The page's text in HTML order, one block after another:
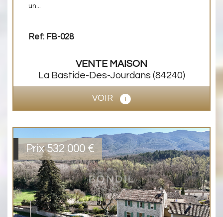
un...
Ref: FB-028
VENTE MAISON
La Bastide-Des-Jourdans (84240)
VOIR
Prix 532 000 €